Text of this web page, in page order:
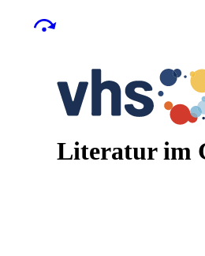
Literatur im